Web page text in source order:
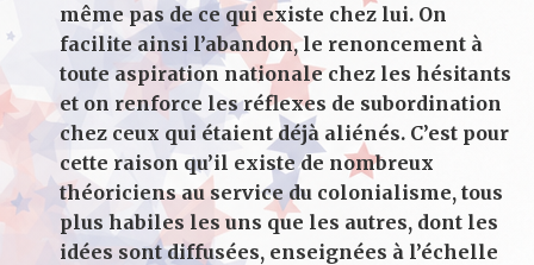
même pas de ce qui existe chez lui. On
facilite ainsi l’abandon, le renoncement à
toute aspiration nationale chez les hésitants
et on renforce les réflexes de subordination
chez ceux qui étaient déjà aliénés. C’est pour
cette raison qu’il existe de nombreux
théoriciens au service du colonialisme, tous
plus habiles les uns que les autres, dont les
idées sont diffusées, enseignées à l’échelle